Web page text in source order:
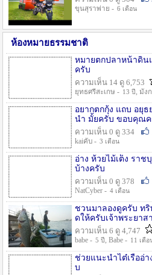
ขุนสุราพ่าย - 6 เดือน
ห้องหมายธรรมชาติ
หมายตกปลาหน้าดิน
ครับ
ความเห็น 14 ดู 6,753
ยุทธศรีสะเกษ - 13 ปี , มัง
อยากตกกุ้ง แถบ อยุ
นำ มั้ยครับ ขอบคุณค
ความเห็น 0 ดู 334
kaiคับ - 3 เดือน
อ่าง ห้วยไม้เต็ง รา
บ้างครับ
ความเห็น 0 ดู 378
NatCyber - 4 เดือน
ชวนมาลองดูครับ ทริ
ดให้ครับเจ้าพระยาส
ความเห็น 6 ดู 4,747
babe - 5 ปี , Babe - 11 เดือ
ช่วยแนะนำไต๋เรืออ่
บ